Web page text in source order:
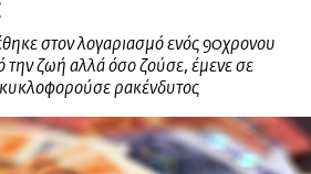
στον λογαριασμό ενός 90χρονου
την ζωή αλλά όσο ζούσε, έμενε σε
κυκλοφορούσε ρακένδυτος